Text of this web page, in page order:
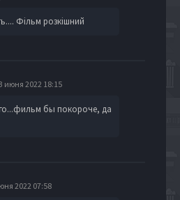
Фільм розкішний
июня 2022 18:15
бы покороче, да
2022 07:58